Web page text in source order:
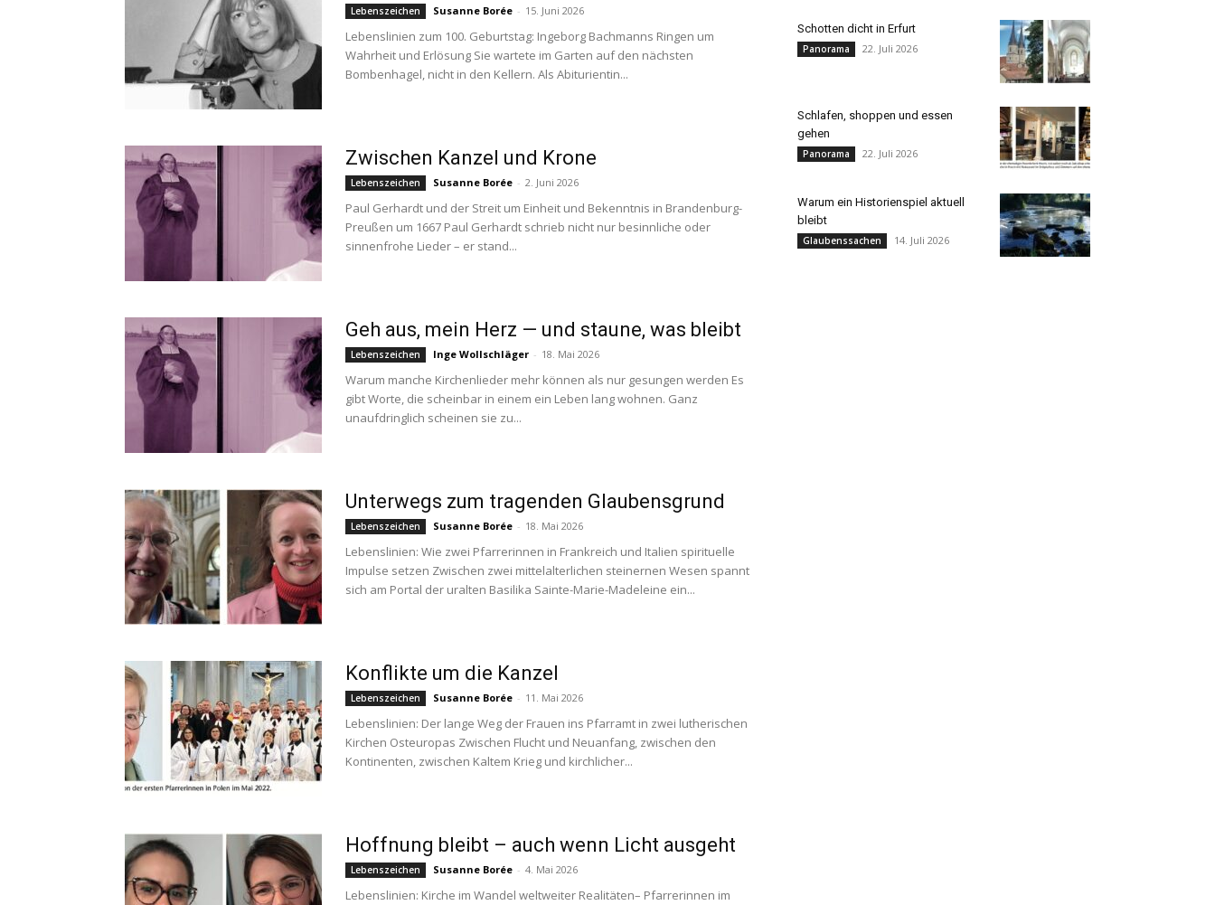
Lebenszeichen Susanne Borée - 15. Juni 2026
Lebenslinien zum 100. Geburtstag: Ingeborg Bachmanns Ringen um
Wahrheit und Erlösung Sie wartete im Garten auf den nächsten
Bombenhagel, nicht in den Kellern. Als Abiturientin...
Zwischen Kanzel und Krone
Lebenszeichen Susanne Borée - 2. Juni 2026
Paul Gerhardt und der Streit um Einheit und Bekenntnis in Brandenburg-
Preußen um 1667 Paul Gerhardt schrieb nicht nur besinnliche oder
sinnenfrohe Lieder – er stand...
Geh aus, mein Herz — und staune, was bleibt
Lebenszeichen Inge Wollschläger - 18. Mai 2026
Warum manche Kirchenlieder mehr können als nur gesungen werden Es
gibt Worte, die scheinbar in einem ein Leben lang wohnen. Ganz
unaufdringlich scheinen sie zu...
Unterwegs zum tragenden Glaubensgrund
Lebenszeichen Susanne Borée - 18. Mai 2026
Lebenslinien: Wie zwei Pfarrerinnen in Frankreich und Italien spirituelle
Impulse setzen Zwischen zwei mittelalterlichen steinernen Wesen spannt
sich am Portal der uralten Basilika Sainte-Marie-Madeleine ein...
Konflikte um die Kanzel
Lebenszeichen Susanne Borée - 11. Mai 2026
Lebenslinien: Der lange Weg der Frauen ins Pfarramt in zwei lutherischen
Kirchen Osteuropas Zwischen Flucht und Neuanfang, zwischen den
Kontinenten, zwischen Kaltem Krieg und kirchlicher...
Hoffnung bleibt – auch wenn Licht ausgeht
Lebenszeichen Susanne Borée - 4. Mai 2026
Lebenslinien: Kirche im Wandel weltweiter Realitäten– Pfarrerinnen im
Schotten dicht in Erfurt
Panorama 22. Juli 2026
Schlafen, shoppen und essen
gehen
Panorama 22. Juli 2026
Warum ein Historienspiel aktuell
bleibt
Glaubenssachen 14. Juli 2026